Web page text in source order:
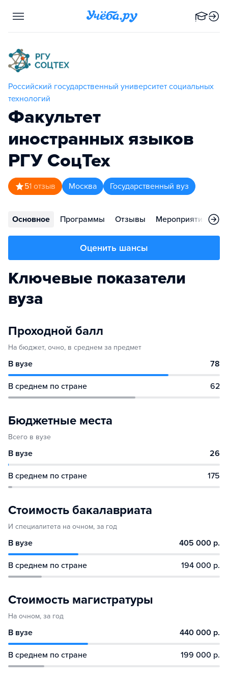
Российский государственный университет социальных
технологий
Факультет
иностранных языков
РГУ СоцТех
51 отзыв Москва Государственный вуз
Основное Программы Отзывы Мероприятия
Оценить шансы
Ключевые показатели
вуза
Проходной балл
На бюджет, очно, в среднем за предмет
В вузе 78
В среднем по стране 62
Бюджетные места
Всего в вузе
В вузе 26
В среднем по стране 175
Стоимость бакалавриата
И специалитета на очном, за год
В вузе 405 000 р.
В среднем по стране 194 000 р.
Стоимость магистратуры
На очном, за год
В вузе 440 000 р.
В среднем по стране 199 000 р.